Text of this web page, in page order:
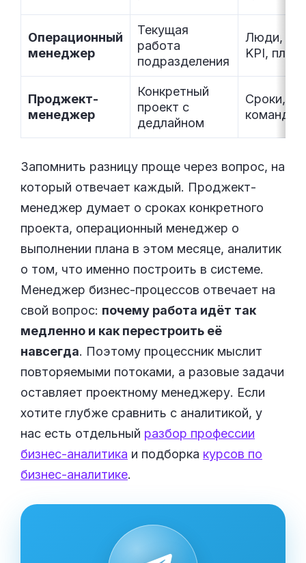
Операционный
менеджер
Текущая
работа
подразделения
Люди,
KPI, план
Проджект-
менеджер
Конкретный
проект с
дедлайном
Сроки,
команда
Запомнить разницу проще через вопрос, на
который отвечает каждый. Проджект-
менеджер думает о сроках конкретного
проекта, операционный менеджер о
выполнении плана в этом месяце, аналитик
о том, что именно построить в системе.
Менеджер бизнес-процессов отвечает на
свой вопрос: почему работа идёт так
медленно и как перестроить её
навсегда. Поэтому процессник мыслит
повторяемыми потоками, а разовые задачи
оставляет проектному менеджеру. Если
хотите глубже сравнить с аналитикой, у
нас есть отдельный разбор профессии
бизнес-аналитика и подборка курсов по
бизнес-аналитике.